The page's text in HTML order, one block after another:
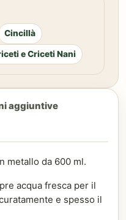
Cincillà
e Criceti Nani
aggiuntive
metallo da 600 ml.
acqua fresca per il
e spesso il